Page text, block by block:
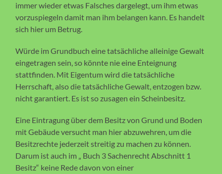
immer wieder etwas Falsches dargelegt, um ihm etwas
vorzuspiegeln damit man ihm belangen kann. Es handelt
sich hier um Betrug.
Würde im Grundbuch eine tatsächliche alleinige Gewalt
eingetragen sein, so könnte nie eine Enteignung
stattfinden. Mit Eigentum wird die tatsächliche
Herrschaft, also die tatsächliche Gewalt, entzogen bzw.
nicht garantiert. Es ist so zusagen ein Scheinbesitz.
Eine Eintragung über dem Besitz von Grund und Boden
mit Gebäude versucht man hier abzuwehren, um die
Besitzrechte jederzeit streitig zu machen zu können.
Darum ist auch im „ Buch 3 Sachenrecht Abschnitt 1
Besitz“ keine Rede davon von einer